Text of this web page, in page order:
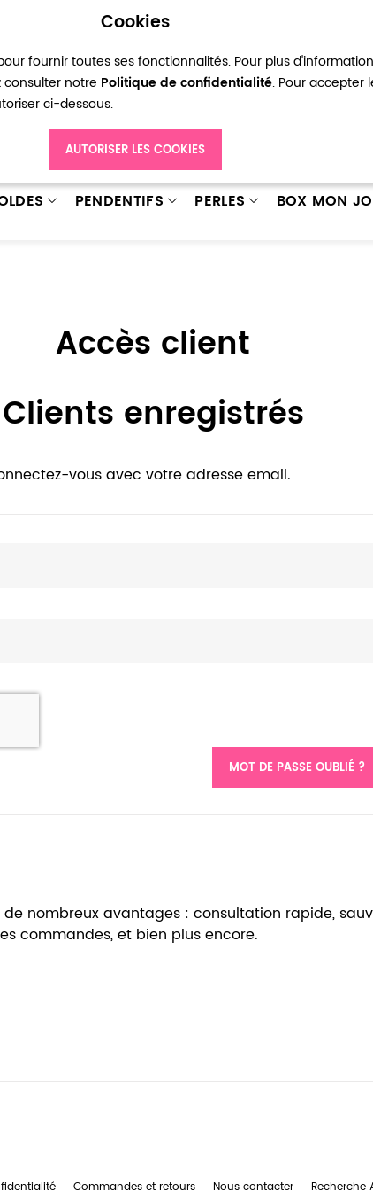
Cookies
fournir toutes ses fonctionnalités. Pour plus
consulter notre Politique de confidentialité. Pour accepter
ci-dessous.
AUTORISER LES COOKIES
Ma liste d’envies Connexion Créer un
PENDENTIFS PERLES BOX MON
Accès client
Clients enregistrés
vous avec votre adresse email.
MOT DE PASSE OUBLIÉ ?
de nombreux avantages : consultation rapide,
commandes, et bien plus encore.
Commandes et retours Nous contacter Recherche